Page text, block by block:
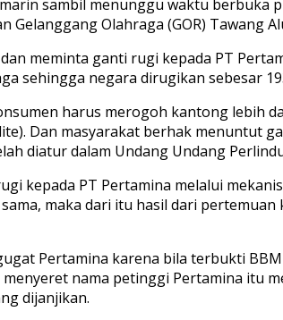
sambil menunggu waktu berbuka
Olahraga (GOR) Tawang
meminta ganti rugi kepada PT
negara dirugikan sebesar
harus merogoh kantong lebih
Dan masyarakat berhak menuntut
diatur dalam Undang Undang
kepada PT Pertamina melalui
maka dari itu hasil dari
Pertamina karena bila terbukti
nama petinggi Pertamina itu
dijanjikan.